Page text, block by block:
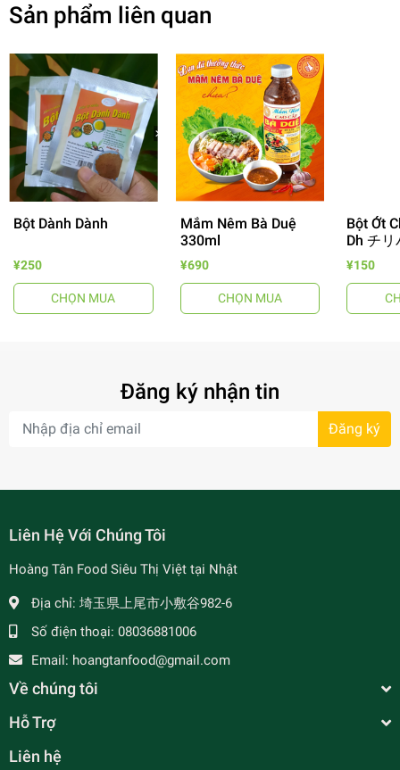
- 64%
Sản phẩm liên quan
Bột Dành Dành
¥250
CHỌN MUA
Mắm Nêm Bà Duệ
330ml
¥690
CHỌN MUA
Bột Ớt
Dh チ
¥150
Đăng ký nhận tin
Đăng ký
Liên Hệ Với Chúng Tôi
Hoàng Tân Food Siêu Thị Việt tại Nhật
Địa chỉ: 埼玉県上尾市小敷谷982-6
Số điện thoại: 08036881006
Email: hoangtanfood@gmail.com
Về chúng tôi
Hỗ Trợ
Liên hệ